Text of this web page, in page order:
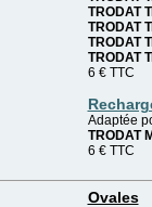
TRODAT
TRODAT
TRODAT
TRODAT
6 €TTC
Adaptée
TRODAT
6 €TTC
Ovales